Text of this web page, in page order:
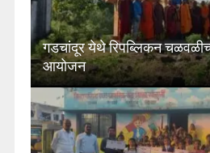
गडचांदूर येथे रिपब्लिकन
आयोजन